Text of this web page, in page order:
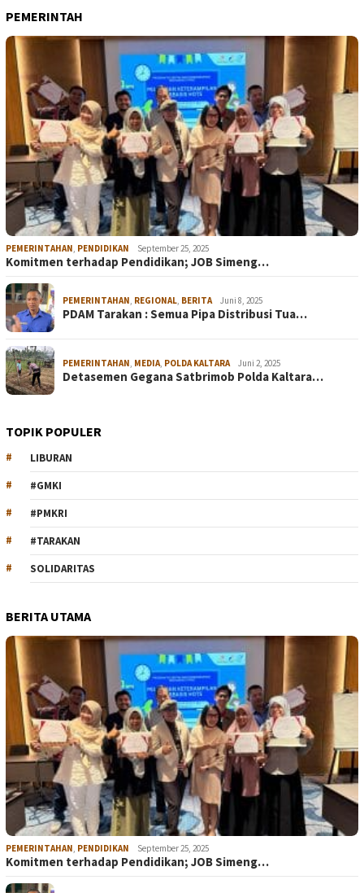
PEMERINTAH
PEMERINTAHAN PENDIDIKAN September 25, 2025
Komitmen terhadap Pendidikan; JOB Simeng…
PEMERINTAHAN REGIONAL BERITA Juni 8, 2025
PDAM Tarakan : Semua Pipa Distribusi Tua…
PEMERINTAHAN MEDIA POLDA KALTARA Juni 2, 2025
Detasemen Gegana Satbrimob Polda Kaltara…
TOPIK POPULER
LIBURAN
#GMKI
#PMKRI
#TARAKAN
SOLIDARITAS
BERITA UTAMA
PEMERINTAHAN PENDIDIKAN September 25, 2025
Komitmen terhadap Pendidikan; JOB Simeng…